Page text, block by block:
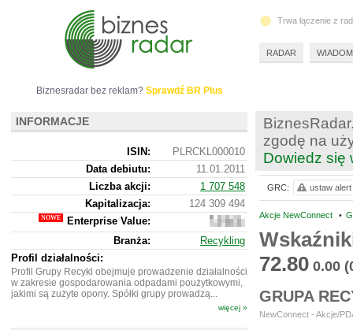
zgodę na
Dowiedz się
Akcje NewConnect •
72.80 0.00
GRUPA
NewConnect - Akcje/
GRC: ustaw alert
Biznesradar bez reklam? Sprawdź BR Plus
INFORMACJE
ISIN:
PLRCKL000010
Data debiutu:
11.01.2011
Liczba akcji:
1 707 548
Kapitalizacja:
124 309 494
Enterprise Value:
213
160
494
Branża:
Recykling
Profil działalności:
Profil Grupy Recykl obejmuje prowadzenie działalności
w zakresie gospodarowania odpadami poużytkowymi,
jakimi są zużyte opony. Spółki grupy prowadzą...
więcej »
Trwa łączenie z
RADAR